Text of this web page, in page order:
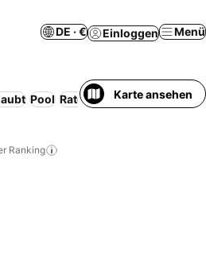
DE · € Einloggen Menü
Pool RatenzahlungKarte ansehen
Ranking